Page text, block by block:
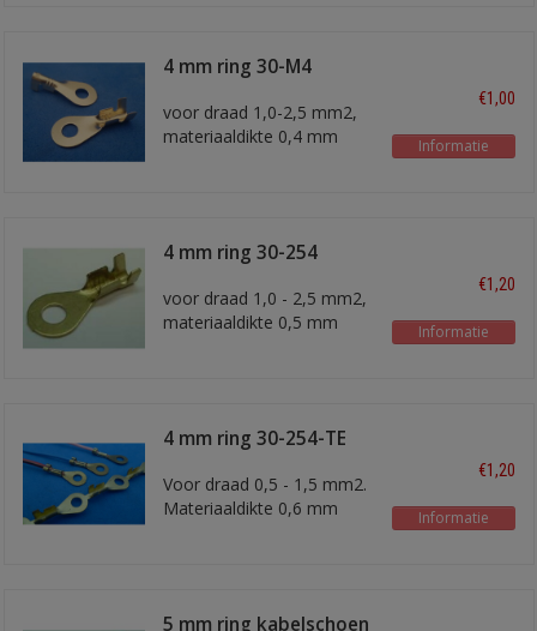
4 mm ring 30-M4
voor draad 1,0-2,5 mm2,
materiaaldikte 0,4 mm
€1,00
Informatie
4 mm ring 30-254
voor draad 1,0 - 2,5 mm2,
materiaaldikte 0,5 mm
€1,20
Informatie
4 mm ring 30-254-TE
Voor draad 0,5 - 1,5 mm2.
Materiaaldikte 0,6 mm
€1,20
Informatie
5 mm ring kabelschoen